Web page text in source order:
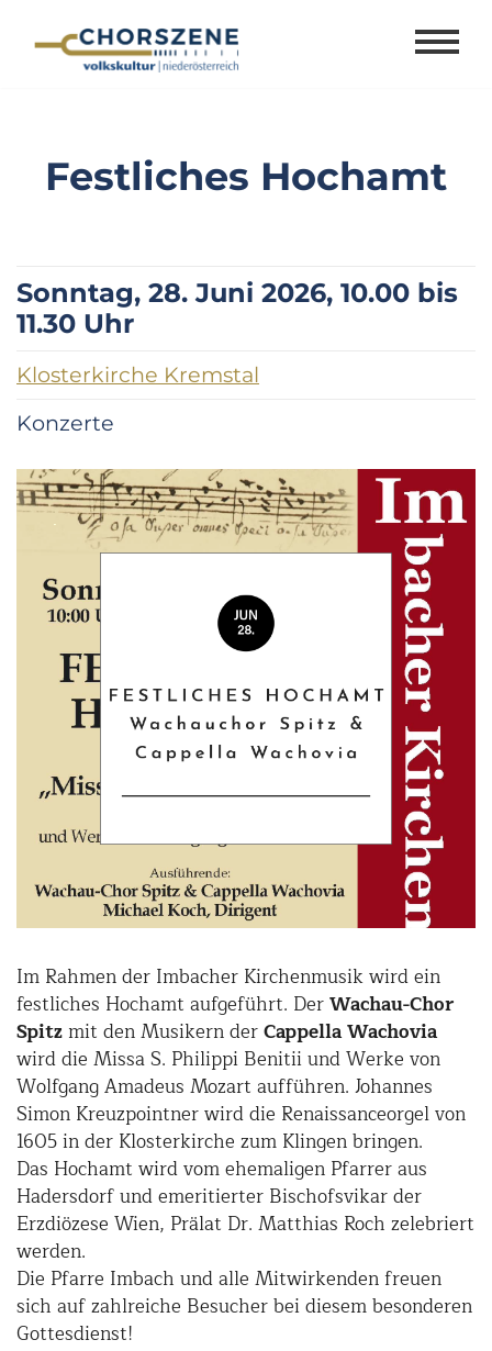
Festliches Hochamt
Sonntag, 28. Juni 2026, 10.00 bis
11.30 Uhr
Klosterkirche Kremstal
Konzerte
Im Rahmen der Imbacher Kirchenmusik wird ein
festliches Hochamt aufgeführt. DerWachau-Chor
Spitz mit den Musikern derCappella Wachovia
wird die Missa S. Philippi Benitii und Werke von
Wolfgang Amadeus Mozart aufführen. Johannes
Simon Kreuzpointner wird die Renaissanceorgel von
1605 in der Klosterkirche zum Klingen bringen.
Das Hochamt wird vom ehemaligen Pfarrer aus
Hadersdorf und emeritierter Bischofsvikar der
Erzdiözese Wien, Prälat Dr. Matthias Roch zelebriert
werden.
Die Pfarre Imbach und alle Mitwirkenden freuen
sich auf zahlreiche Besucher bei diesem besonderen
Gottesdienst!